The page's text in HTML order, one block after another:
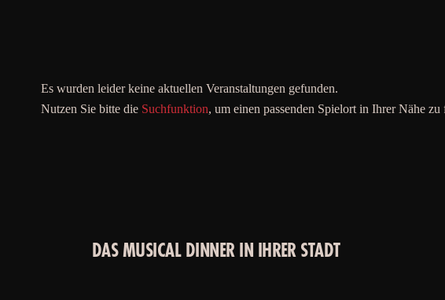
Es wurden leider keine aktuellen Veranstaltungen gefunden.
Nutzen Sie bitte die Suchfunktion, um einen passenden Spielort in Ihrer Nähe zu
DAS MUSICAL DINNER IN IHRER STADT